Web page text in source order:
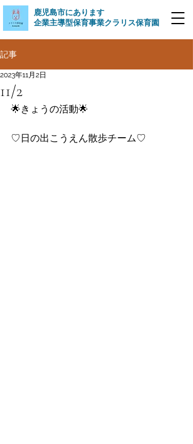
​鹿児島市にあります
企業主導型保育事業クラリス保育園
記事
11/2
2023年11月2日
🌟きょうの活動🌟
♡日の出こうえん散歩チーム♡